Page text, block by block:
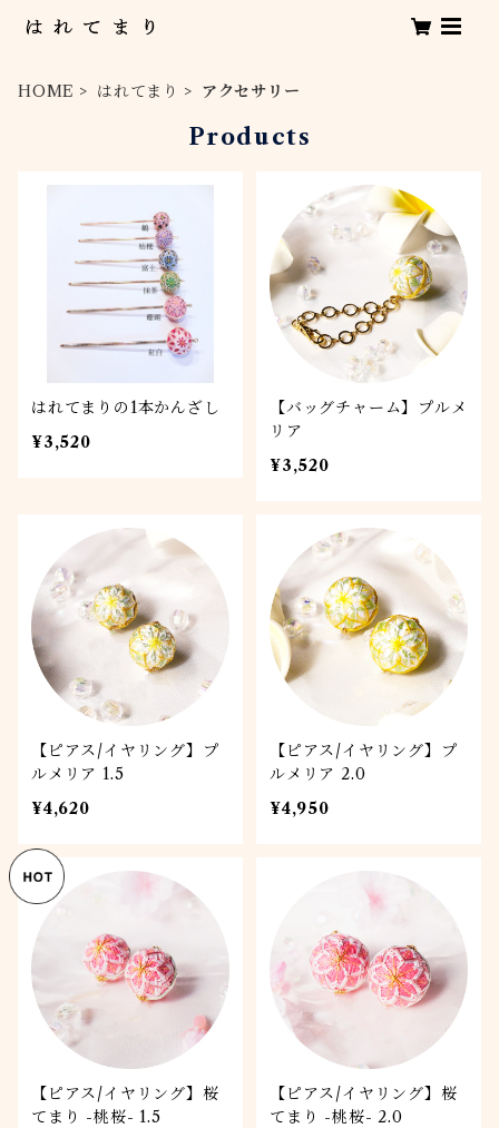
HOME はれてまり アクセサリー
Products
はれてまりの1本かんざし
¥3,520
【バッグチャーム】プルメ
リア
¥3,520
【ピアス/イヤリング】プ
ルメリア 1.5
¥4,620
【ピアス/イヤリング】プ
ルメリア 2.0
¥4,950
【ピアス/イヤリング】桜
てまり -桃桜- 1.5
【ピアス/イヤリング】桜
てまり -桃桜- 2.0